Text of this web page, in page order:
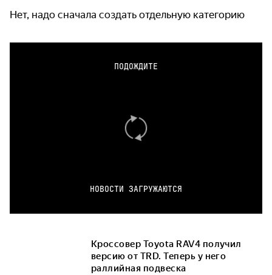
Нет, надо сначала создать отдельную категорию
ПОДОЖДИТЕ
НОВОСТИ ЗАГРУЖАЮТСЯ
Кроссовер Toyota RAV4 получил
версию от TRD. Теперь у него
раллийная подвеска